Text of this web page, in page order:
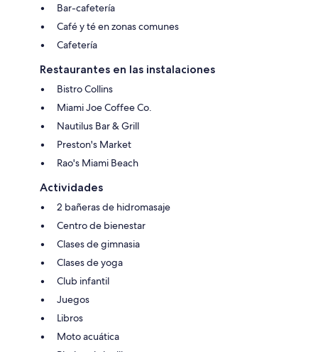
Bar-cafetería
Café y té en zonas comunes
Cafetería
Restaurantes en las instalaciones
Bistro Collins
Miami Joe Coffee Co.
Nautilus Bar & Grill
Preston's Market
Rao's Miami Beach
Actividades
2 bañeras de hidromasaje
Centro de bienestar
Clases de gimnasia
Clases de yoga
Club infantil
Juegos
Libros
Moto acuática